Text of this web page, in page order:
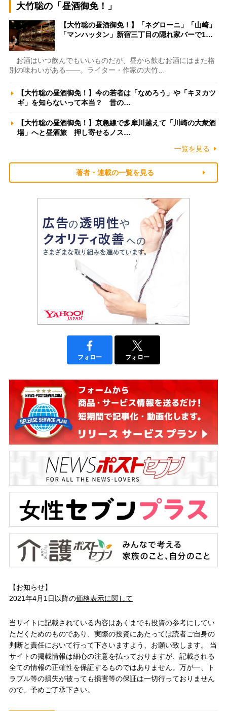
大竹聡の「昼酒御免！」
【大竹聡の昼酒御免！】「ネグローニ」「山崎」
「マンハッタン」新宿三丁目の隠れ家バーで1…
お酒はいつ飲んでもいいものだが、昼から飲むお酒にはまた格
別の味わいがある――。ライター・作家の大竹…
【大竹聡の昼酒御免！】今の若者は「なめろう」や「キヌカツ
ギ」を知らないって本当？ 昔の…
【大竹聡の昼酒御免！】京急線で多摩川越えて「川崎の大衆酒
場」へと昼酒旅 押し寄せるノス…
一覧を見る
著者・連載の一覧を見る
フォロー フォロー
【お知らせ】
2021年4月1日以降の価格表示に関して
当サイトに記載されている内容はあくまでも投資の参考にしてい
ただくためのものであり、実際の投資にあたっては読者ご自身の
判断と責任において行って下さいますよう、お願い致します。 当
サイトの掲載情報は細心の注意を払っておりますが、記載される
全ての情報の正確性を保証するものではありません。万が一、ト
ラブル等の損失が被っても損害等の保証は一切行っておりません
ので、予めご了承下さい。